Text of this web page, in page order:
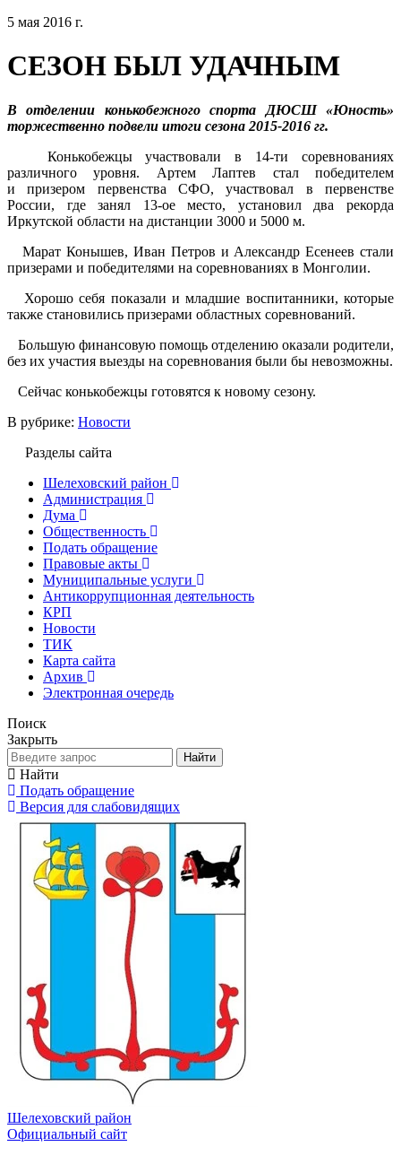
5 мая 2016 г.
СЕЗОН БЫЛ УДАЧНЫМ
В отделении конькобежного спорта ДЮСШ «Юность»
торжественно подвели итоги сезона 2015-2016 гг.
Конькобежцы участвовали в 14-ти соревнованиях
различного уровня. Артем Лаптев стал победителем
и призером первенства СФО, участвовал в первенстве
России, где занял 13-ое место, установил два рекорда
Иркутской области на дистанции 3000 и 5000 м.
Марат Конышев, Иван Петров и Александр Есенеев стали
призерами и победителями на соревнованиях в Монголии.
Хорошо себя показали и младшие воспитанники, которые
также становились призерами областных соревнований.
Большую финансовую помощь отделению оказали родители,
без их участия выезды на соревнования были бы невозможны.
Сейчас конькобежцы готовятся к новому сезону.
В рубрике: Новости
Разделы сайта
Шелеховский район
Администрация
Дума
Общественность
Подать обращение
Правовые акты
Муниципальные услуги
Антикоррупционная деятельность
КРП
Новости
ТИК
Карта сайта
Архив
Электронная очередь
Поиск
Закрыть
Найти
Найти
Подать обращение
Версия для слабовидящих
Шелеховский район
Официальный сайт